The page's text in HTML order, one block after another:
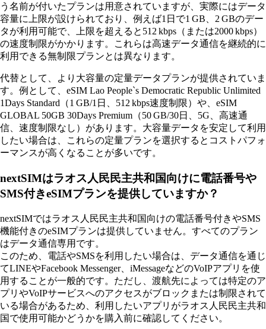
う名前が付いたプランは用意されていますが、実際にはデータ
容量に上限が設けられており、例えば1日で1 GB、2 GBのデー
タが利用可能で、上限を超えると512 kbps（または2000 kbps）
の速度制限がかかります。これらは高速データ通信を継続的に
利用できる無制限プランとは異なります。
代替として、より大容量の定量データプランが提供されていま
す。例として、eSIM Lao People`s Democratic Republic Unlimited
1Days Standard（1 GB/1日、512 kbps速度制限）や、eSIM
GLOBAL 50GB 30Days Premium（50 GB/30日、5G、高速通
信、速度制限なし）があります。大容量データを安定して利用
したい場合は、これらの定量プランを選択するとコストパフォ
ーマンスが高くなることが多いです。
nextSIMはラオス人民民主共和国向けに電話番号や
SMS付きeSIMプランを提供していますか？
nextSIMではラオス人民民主共和国向けの電話番号付きやSMS
機能付きのeSIMプランは提供していません。すべてのプラン
はデータ通信専用です。
このため、電話やSMSを利用したい場合は、データ通信を通じ
てLINEやFacebook Messenger、iMessageなどのVoIPアプリを使
用することが一般的です。ただし、渡航先によっては特定のア
プリやVoIPサービスへのアクセスがブロックまたは制限されて
いる場合があるため、利用したいアプリがラオス人民民主共和
国で使用可能かどうかを購入前に確認してください。